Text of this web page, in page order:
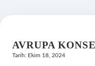
AVRUPA
Tarih: Ekim 18, 2024